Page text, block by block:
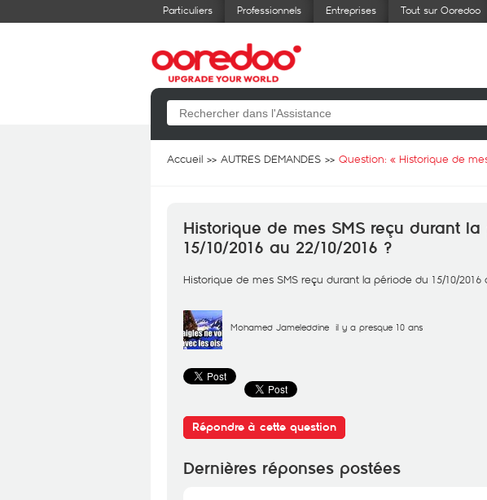
Particuliers Professionnels Entreprises Tout sur Ooredoo
Accueil AUTRES DEMANDES Question: « Historique de
Historique de mes SMS reçu durant
15/10/2016 au 22/10/2016 ?
Historique de mes SMS reçu durant la période du 15/10/2016
Mohamed Jameleddine il y a presque 10 ans
Répondre à cette question
Dernières réponses postées